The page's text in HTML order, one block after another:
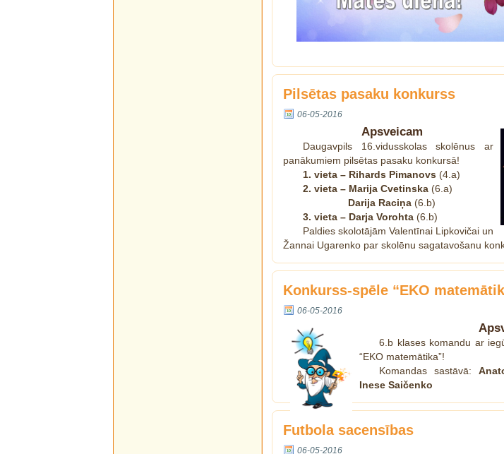
Pilsētas pasaku konkurss
06-05-2016
Apsveicam
Daugavpils 16.vidusskolas skolēnus ar
panākumiem pilsētas pasaku konkursā!
1. vieta – Rihards Pimanovs (4.a)
2. vieta – Marija Cvetinska (6.a)
Darija Raciņa (6.b)
3. vieta – Darja Vorohta (6.b)
Paldies skolotājām Valentīnai Lipkovičai un
Žannai Ugarenko par skolēnu sagatavošanu
Konkurss-spēle “EKO
06-05-2016
6.b klases komandu ar
“EKO matemātika”!
Komandas sastāvā:
Inese Saičenko
Futbola sacensības
06-05-2016